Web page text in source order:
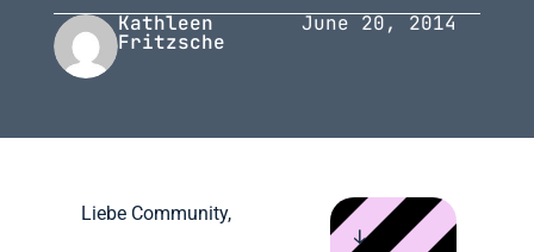
Kathleen
Fritzsche
June 20, 2014
Liebe Community,
↓